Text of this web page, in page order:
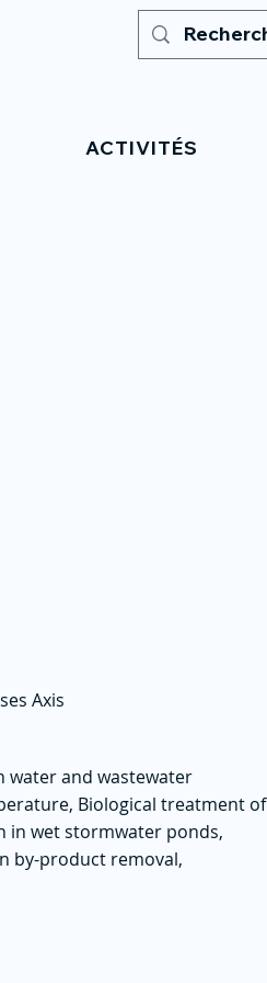
ACTIVITÉS
Axis
water and wastewater
Biological treatment of
in wet stormwater ponds,
by-product removal,